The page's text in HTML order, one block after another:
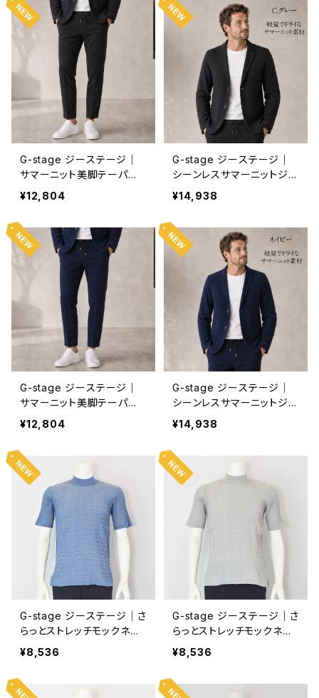
G-stage ジーステージ｜
サマーニット美脚テーパー
ドシルエットパンツ｜洗濯可
能 しわになりにくい オンオ
¥12,804
G-stage ジーステージ｜
シーンレスサマーニットジャ
ケット｜洗濯可能 しわにな
りにくい オンオフ 360217
¥14,938
G-stage ジーステージ｜
サマーニット美脚テーパー
ドシルエットパンツ｜洗濯可
能 しわになりにくい オンオ
¥12,804
G-stage ジーステージ｜
シーンレスサマーニットジャ
ケット｜洗濯可能 しわにな
りにくい オンオフ 360217
¥14,938
G-stage ジーステージ｜さ
らっとストレッチモックネッ
ク半袖Tシャツ｜150707
メンズ サックス
¥8,536
G-stage ジーステージ｜さ
らっとストレッチモックネッ
ク半袖Tシャツ｜150707
メンズ L.グレー
¥8,536